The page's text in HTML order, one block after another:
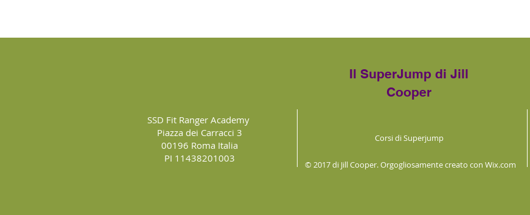
Il SuperJump di Jill
Cooper
SSD Fit Ranger Academy
Piazza dei Carracci 3
00196 Roma Italia
PI 11438201003
Corsi di Superjump
© 2017 di Jill Cooper. Orgogliosamente creato con Wix.com